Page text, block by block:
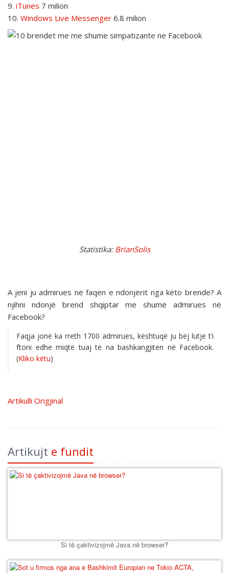
9. iTunes 7 milion
10. Windows Live Messenger 6.8 milion
Statistika: BrianSolis
A jeni ju admirues në faqen e ndonjërit nga këto brende? A
njihni ndonjë brend shqiptar me shumë admirues në
Facebook?
Faqja jonë ka rreth 1700 admirues, kështuqë ju bëj lutje t’i
ftoni edhe miqtë tuaj të na bashkangjiten në Facebook.
(Kliko këtu)
Artikulli Origjinal
Artikujt e fundit
Si të çaktivizojmë Java në browser?